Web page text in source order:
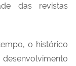
das revistas
o histórico